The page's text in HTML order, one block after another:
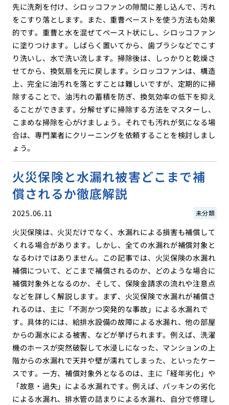
先に洗剤を付け、シロッコファンの隙間に差し込んで、汚れ
をこすり落とします。また、重曹ペーストを使う方法も効果
的です。重曹と水を混ぜてペースト状にし、シロッコファン
に塗りつけます。しばらく置いてから、歯ブラシなどでこす
り洗いし、水で洗い流します。掃除後は、しっかりと乾燥さ
せてから、換気扇を元に戻します。シロッコファンは、構造
上、完全に油汚れを落とすことは難しいですが、定期的に掃
除することで、油汚れの蓄積を防ぎ、換気効率の低下を抑え
ることができます。分解せずに掃除する方法をマスターし、
こまめな掃除を心がけましょう。それでも汚れが気になる場
合は、専門業者にクリーニングを依頼することを検討しまし
ょう。
火災保険と水漏れ被害どこまで補
償されるか徹底解説
2025.06.11 未分類
火災保険は、火災だけでなく、水漏れによる損害も補償して
くれる場合があります。しかし、全ての水漏れが補償対象と
なるわけではありません。この記事では、火災保険の水漏れ
補償について、どこまで補償されるのか、どのような場合に
補償対象外となるのか、そして、保険金請求の流れや注意点
などを詳しく解説します。まず、火災保険で水漏れが補償さ
れるのは、主に「不測かつ突発的な事故」による水漏れで
す。具体的には、給排水設備の故障による水漏れ、他の部屋
からの漏水による被害、などが挙げられます。例えば、洗濯
機のホースが突然破裂して水浸しになった、マンションの上
階からの水漏れで天井や壁が濡れてしまった、といったケー
スです。一方、補償対象外となるのは、主に「経年劣化」や
「故意・過失」による水漏れです。例えば、パッキンの劣化
による水漏れ、排水管の詰まりによる水漏れ、自分で修理し